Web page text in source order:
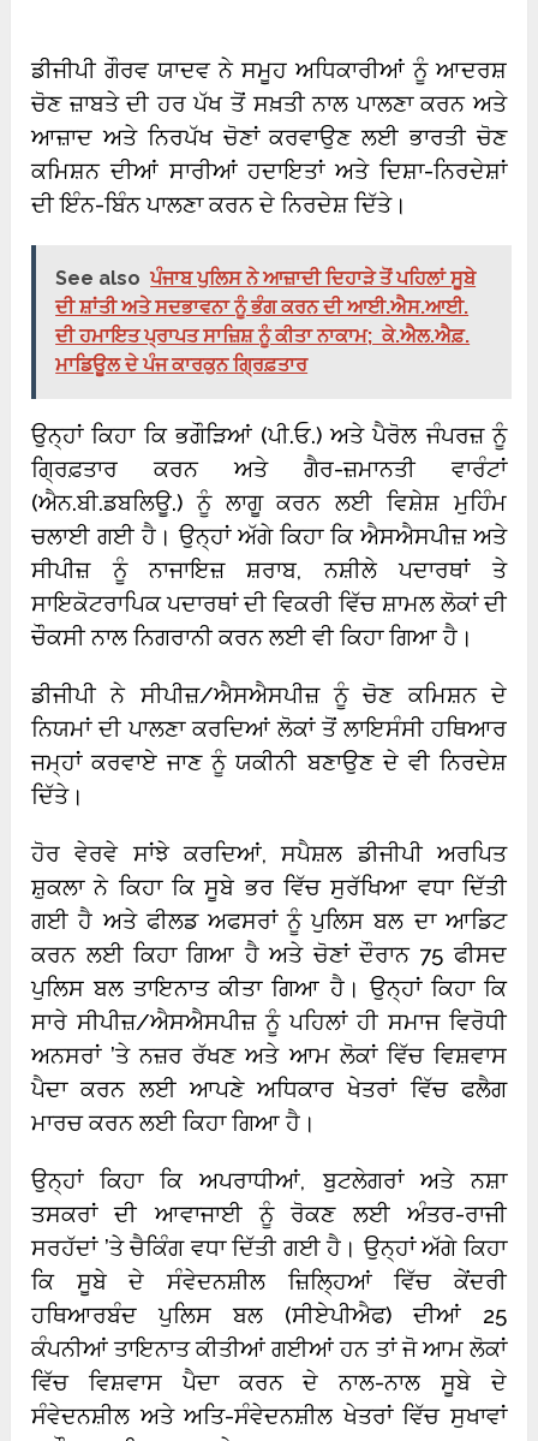
ਡੀਜੀਪੀ ਗੌਰਵ ਯਾਦਵ ਨੇ ਸਮੂਹ ਅਧਿਕਾਰੀਆਂ ਨੂੰ ਆਦਰਸ਼
ਚੋਣ ਜ਼ਾਬਤੇ ਦੀ ਹਰ ਪੱਖ ਤੋਂ ਸਖ਼ਤੀ ਨਾਲ ਪਾਲਣਾ ਕਰਨ ਅਤੇ
ਆਜ਼ਾਦ ਅਤੇ ਨਿਰਪੱਖ ਚੋਣਾਂ ਕਰਵਾਉਣ ਲਈ ਭਾਰਤੀ ਚੋਣ
ਕਮਿਸ਼ਨ ਦੀਆਂ ਸਾਰੀਆਂ ਹਦਾਇਤਾਂ ਅਤੇ ਦਿਸ਼ਾ-ਨਿਰਦੇਸ਼ਾਂ
ਦੀ ਇੰਨ-ਬਿੰਨ ਪਾਲਣਾ ਕਰਨ ਦੇ ਨਿਰਦੇਸ਼ ਦਿੱਤੇ।
See also ਪੰਜਾਬ ਪੁਲਿਸ ਨੇ ਆਜ਼ਾਦੀ ਦਿਹਾੜੇ ਤੋਂ ਪਹਿਲਾਂ ਸੂਬੇ
ਦੀ ਸ਼ਾਂਤੀ ਅਤੇ ਸਦਭਾਵਨਾ ਨੂੰ ਭੰਗ ਕਰਨ ਦੀ ਆਈ.ਐਸ.ਆਈ.
ਦੀ ਹਮਾਇਤ ਪ੍ਰਾਪਤ ਸਾਜ਼ਿਸ਼ ਨੂੰ ਕੀਤਾ ਨਾਕਾਮ; ਕੇ.ਐਲ.ਐਫ਼.
ਮਾਡਿਊਲ ਦੇ ਪੰਜ ਕਾਰਕੁਨ ਗ੍ਰਿਫ਼ਤਾਰ
ਉਨ੍ਹਾਂ ਕਿਹਾ ਕਿ ਭਗੌੜਿਆਂ (ਪੀ.ਓ.) ਅਤੇ ਪੈਰੋਲ ਜੰਪਰਜ਼ ਨੂੰ
ਗ੍ਰਿਫ਼ਤਾਰ ਕਰਨ ਅਤੇ ਗੈਰ-ਜ਼ਮਾਨਤੀ ਵਾਰੰਟਾਂ
(ਐਨ.ਬੀ.ਡਬਲਿਊ.) ਨੂੰ ਲਾਗੂ ਕਰਨ ਲਈ ਵਿਸ਼ੇਸ਼ ਮੁਹਿੰਮ
ਚਲਾਈ ਗਈ ਹੈ। ਉਨ੍ਹਾਂ ਅੱਗੇ ਕਿਹਾ ਕਿ ਐਸਐਸਪੀਜ਼ ਅਤੇ
ਸੀਪੀਜ਼ ਨੂੰ ਨਾਜਾਇਜ਼ ਸ਼ਰਾਬ, ਨਸ਼ੀਲੇ ਪਦਾਰਥਾਂ ਤੇ
ਸਾਇਕੋਟਰਾਪਿਕ ਪਦਾਰਥਾਂ ਦੀ ਵਿਕਰੀ ਵਿੱਚ ਸ਼ਾਮਲ ਲੋਕਾਂ ਦੀ
ਚੌਕਸੀ ਨਾਲ ਨਿਗਰਾਨੀ ਕਰਨ ਲਈ ਵੀ ਕਿਹਾ ਗਿਆ ਹੈ।
ਡੀਜੀਪੀ ਨੇ ਸੀਪੀਜ਼/ਐਸਐਸਪੀਜ਼ ਨੂੰ ਚੋਣ ਕਮਿਸ਼ਨ ਦੇ
ਨਿਯਮਾਂ ਦੀ ਪਾਲਣਾ ਕਰਦਿਆਂ ਲੋਕਾਂ ਤੋਂ ਲਾਇਸੰਸੀ ਹਥਿਆਰ
ਜਮ੍ਹਾਂ ਕਰਵਾਏ ਜਾਣ ਨੂੰ ਯਕੀਨੀ ਬਣਾਉਣ ਦੇ ਵੀ ਨਿਰਦੇਸ਼
ਦਿੱਤੇ।
ਹੋਰ ਵੇਰਵੇ ਸਾਂਝੇ ਕਰਦਿਆਂ, ਸਪੈਸ਼ਲ ਡੀਜੀਪੀ ਅਰਪਿਤ
ਸ਼ੁਕਲਾ ਨੇ ਕਿਹਾ ਕਿ ਸੂਬੇ ਭਰ ਵਿੱਚ ਸੁਰੱਖਿਆ ਵਧਾ ਦਿੱਤੀ
ਗਈ ਹੈ ਅਤੇ ਫੀਲਡ ਅਫਸਰਾਂ ਨੂੰ ਪੁਲਿਸ ਬਲ ਦਾ ਆਡਿਟ
ਕਰਨ ਲਈ ਕਿਹਾ ਗਿਆ ਹੈ ਅਤੇ ਚੋਣਾਂ ਦੌਰਾਨ 75 ਫੀਸਦ
ਪੁਲਿਸ ਬਲ ਤਾਇਨਾਤ ਕੀਤਾ ਗਿਆ ਹੈ। ਉਨ੍ਹਾਂ ਕਿਹਾ ਕਿ
ਸਾਰੇ ਸੀਪੀਜ਼/ਐਸਐਸਪੀਜ਼ ਨੂੰ ਪਹਿਲਾਂ ਹੀ ਸਮਾਜ ਵਿਰੋਧੀ
ਅਨਸਰਾਂ ’ਤੇ ਨਜ਼ਰ ਰੱਖਣ ਅਤੇ ਆਮ ਲੋਕਾਂ ਵਿੱਚ ਵਿਸ਼ਵਾਸ
ਪੈਦਾ ਕਰਨ ਲਈ ਆਪਣੇ ਅਧਿਕਾਰ ਖੇਤਰਾਂ ਵਿੱਚ ਫਲੈਗ
ਮਾਰਚ ਕਰਨ ਲਈ ਕਿਹਾ ਗਿਆ ਹੈ।
ਉਨ੍ਹਾਂ ਕਿਹਾ ਕਿ ਅਪਰਾਧੀਆਂ, ਬੁਟਲੇਗਰਾਂ ਅਤੇ ਨਸ਼ਾ
ਤਸਕਰਾਂ ਦੀ ਆਵਾਜਾਈ ਨੂੰ ਰੋਕਣ ਲਈ ਅੰਤਰ-ਰਾਜੀ
ਸਰਹੱਦਾਂ ’ਤੇ ਚੈਕਿੰਗ ਵਧਾ ਦਿੱਤੀ ਗਈ ਹੈ। ਉਨ੍ਹਾਂ ਅੱਗੇ ਕਿਹਾ
ਕਿ ਸੂਬੇ ਦੇ ਸੰਵੇਦਨਸ਼ੀਲ ਜ਼ਿਲਿ੍ਹਆਂ ਵਿੱਚ ਕੇਂਦਰੀ
ਹਥਿਆਰਬੰਦ ਪੁਲਿਸ ਬਲ (ਸੀਏਪੀਐਫ) ਦੀਆਂ 25
ਕੰਪਨੀਆਂ ਤਾਇਨਾਤ ਕੀਤੀਆਂ ਗਈਆਂ ਹਨ ਤਾਂ ਜੋ ਆਮ ਲੋਕਾਂ
ਵਿੱਚ ਵਿਸ਼ਵਾਸ ਪੈਦਾ ਕਰਨ ਦੇ ਨਾਲ-ਨਾਲ ਸੂਬੇ ਦੇ
ਸੰਵੇਦਨਸ਼ੀਲ ਅਤੇ ਅਤਿ-ਸੰਵੇਦਨਸ਼ੀਲ ਖੇਤਰਾਂ ਵਿੱਚ ਸੁਖਾਵਾਂ